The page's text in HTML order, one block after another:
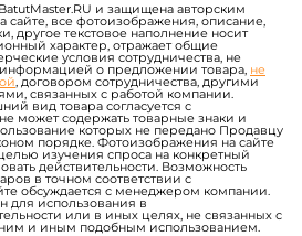
и защищена авторским
все фотоизображения, описание,
другое текстовое наполнение носит
характер, отражает общие
условия сотрудничества, не
о предложении товара, не
, договором сотрудничества, другими
связанных с работой компании.
вид товара согласуется с
может содержать товарные знаки и
которых не передано Продавцу
порядке. Фотоизображения на сайте
изучения спроса на конкретный
действительности. Возможность
в точном соответствии с
обсуждается с менеджером компании.
для использования в
или в иных целях, не связанных с
и иным подобным использованием.